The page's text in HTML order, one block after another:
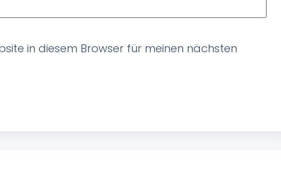
in diesem Browser für meinen nächsten